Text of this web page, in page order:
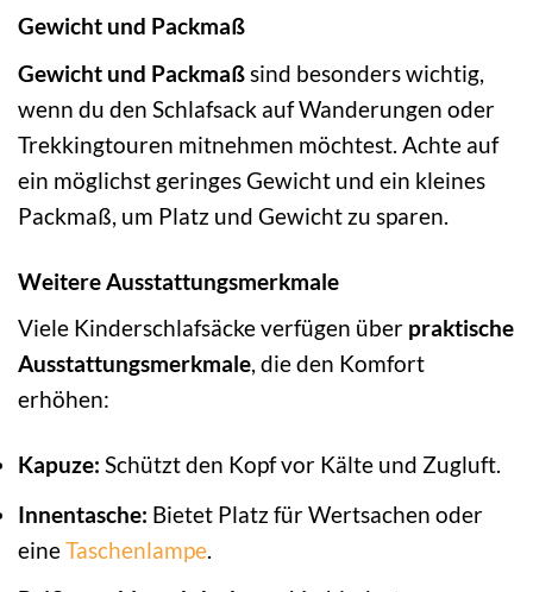
Gewicht und Packmaß
Gewicht und Packmaßsind besonders wichtig,
wenn du den Schlafsack auf Wanderungen oder
Trekkingtouren mitnehmen möchtest. Achte auf
ein möglichst geringes Gewicht und ein kleines
Packmaß, um Platz und Gewicht zu sparen.
Weitere Ausstattungsmerkmale
Viele Kinderschlafsäcke verfügen über praktische
Ausstattungsmerkmale, die den Komfort
erhöhen:
Kapuze: Schützt den Kopf vor Kälte und Zugluft.
Innentasche: Bietet Platz für Wertsachen oder
eineTaschenlampe.